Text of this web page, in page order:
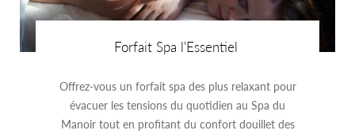
Forfait Spa l'Essentiel
Offrez-vous un forfait spa des plus relaxant pour
évacuer les tensions du quotidien au Spa du
Manoir tout en profitant du confort douillet des